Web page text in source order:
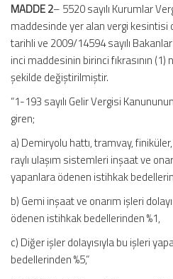
MADDE 2– 5520 sayılı Kurumlar
maddesinde yer alan vergi kesintisi
tarihli ve 2009/14594 sayılı Bakanlar
inci maddesinin birinci fıkrasının (1)
şekilde değiştirilmiştir.
“1-193 sayılı Gelir Vergisi
giren;
a) Demiryolu hattı, tramvay,
raylı ulaşım sistemleri inşaat ve
yapanlara ödenen istihkak
b) Gemi inşaat ve onarım işleri
ödenen istihkak bedellerinden %1,
c) Diğer işler dolayısıyla bu işleri
bedellerinden %5,”